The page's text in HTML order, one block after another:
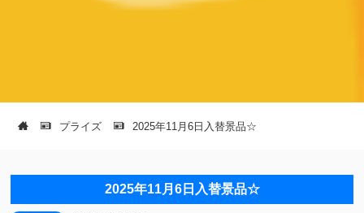
プライズ 2025年11月6日入替景品☆
2025年11月6日入替景品☆